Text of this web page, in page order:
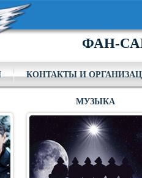
ФАН-
КОНТАКТЫ И
МУЗЫКА